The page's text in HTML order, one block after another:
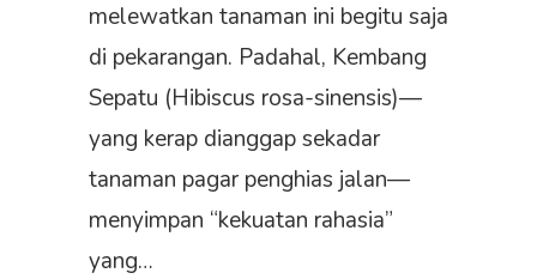
melewatkan tanaman ini begitu saja
di pekarangan. Padahal, Kembang
Sepatu (Hibiscus rosa-sinensis)—
yang kerap dianggap sekadar
tanaman pagar penghias jalan—
menyimpan “kekuatan rahasia”
yang…